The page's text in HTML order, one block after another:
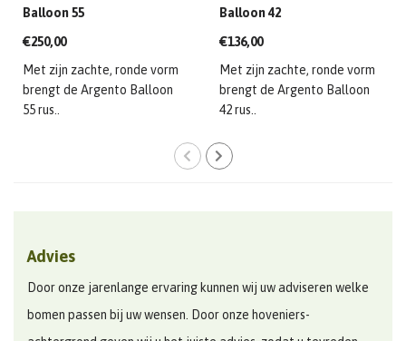
Balloon 55
€250,00
Met zijn zachte, ronde vorm
brengt de Argento Balloon
55 rus..
Balloon 42
€136,00
Met zijn zachte, ronde vorm
brengt de Argento Balloon
42 rus..
Advies
Door onze jarenlange ervaring kunnen wij uw adviseren welke
bomen passen bij uw wensen. Door onze hoveniers-